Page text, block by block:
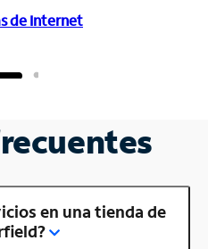
de Internet
en una tienda de